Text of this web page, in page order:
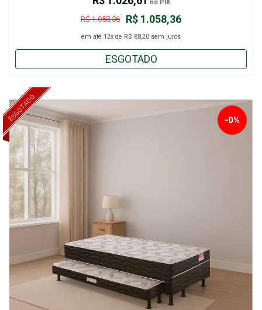
R$ 1.058,36
R$ 1.058,36
em até 12x de R$ 88,20 sem juros
no PIX
ESGOTADO
ESGOTADO -0%